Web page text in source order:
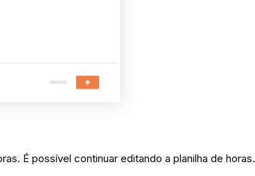
É possível continuar editando a planilha de horas.